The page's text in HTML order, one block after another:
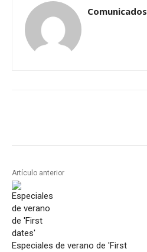
Comunicados
Artículo anterior
Especiales de verano de 'First